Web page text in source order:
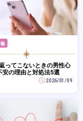
ってこないときの男性心
安の理由と対処法5選
2026/01/09